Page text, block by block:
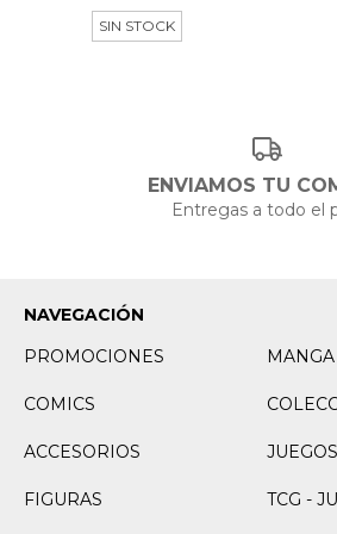
SIN STOCK
ENVIAMOS TU
Entregas a todo el
NAVEGACIÓN
PROMOCIONES
MANGA
COMICS
ACCESORIOS
FIGURAS TCG -